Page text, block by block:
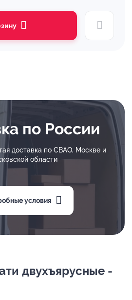
по России
доставка по СВАО, Москве и
области
условия
двухъярусные -